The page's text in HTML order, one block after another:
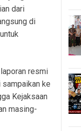
dari
di
resmi
ke
Kejaksaan
masing-